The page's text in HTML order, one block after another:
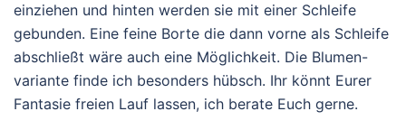
einziehen und hinten werden sie mit einer Schleife
gebunden. Eine feine Borte die dann vorne als Schleife
abschließt wäre auch eine Möglichkeit. Die Blumen-
variante finde ich besonders hübsch. Ihr könnt Eurer
Fantasie freien Lauf lassen, ich berate Euch gerne.